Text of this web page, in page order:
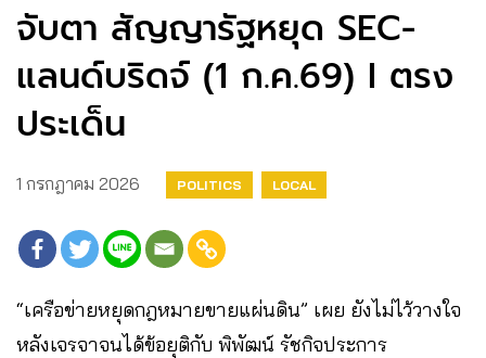
จับตา สัญญารัฐหยุด SEC-
แลนด์บริดจ์ (1 ก.ค.69) I ตรง
ประเด็น
1 กรกฎาคม 2026 POLITICS LOCAL
“เครือข่ายหยุดกฎหมายขายแผ่นดิน” เผย ยังไม่ไว้วางใจ
หลังเจรจาจนได้ข้อยุติกับ พิพัฒน์ รัชกิจประการ